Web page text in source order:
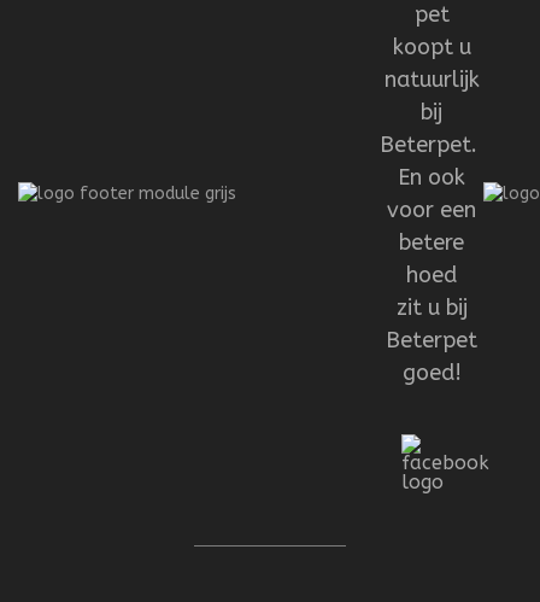
pet
koopt u
natuurlijk
bij
Beterpet.
En ook
voor een
betere
hoed
zit u bij
Beterpet
goed!